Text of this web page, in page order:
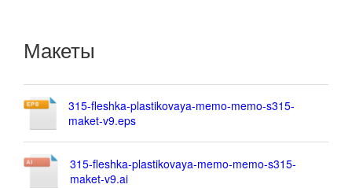
Макеты
315-fleshka-plastikovaya-memo-memo-s315-
maket-v9.eps
315-fleshka-plastikovaya-memo-memo-s315-
maket-v9.ai